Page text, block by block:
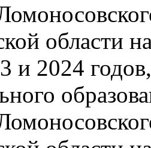
области
и 2024